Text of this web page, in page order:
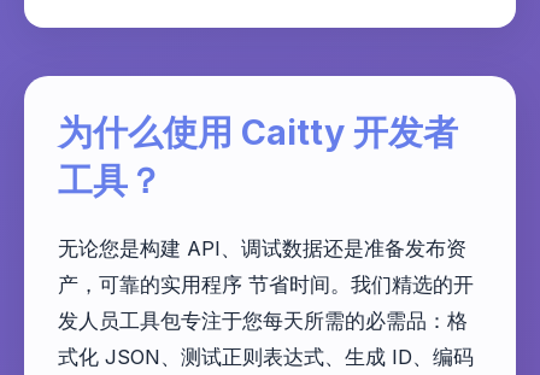
为什么使用 Caitty 开发者
工具？
无论您是构建 API、调试数据还是准备发布资
产，可靠的实用程序 节省时间。我们精选的开
发人员工具包专注于您每天所需的必需品：格
式化 JSON、测试正则表达式、生成 ID、编码